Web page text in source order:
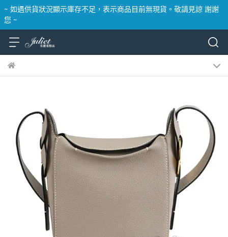
~ 如遇供貨狀況顯示庫存不足，表示商品目前無現貨。敬請見諒 謝謝
您 ~